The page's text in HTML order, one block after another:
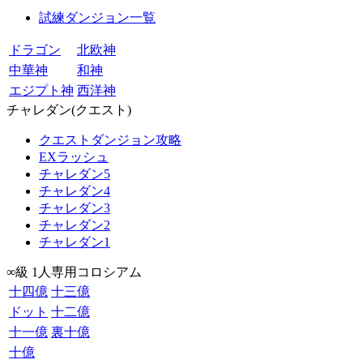
試練ダンジョン一覧
ドラゴン
北欧神
中華神
和神
エジプト神 西洋神
チャレダン(クエスト)
クエストダンジョン攻略
EXラッシュ
チャレダン5
チャレダン4
チャレダン3
チャレダン2
チャレダン1
∞級 1人専用コロシアム
十四億 十三億
ドット 十二億
十一億 裏十億
十億